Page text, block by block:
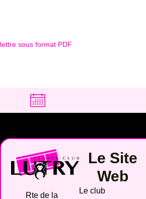
lettre sous format PDF
Rte de la
Le Site
Web
Le club